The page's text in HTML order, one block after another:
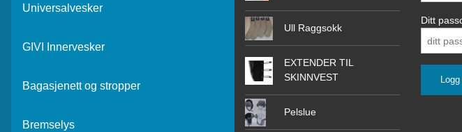
Universalvesker
GIVI Innervesker
Bagasjenett og stropper
Bremselys
Ull Raggsokk
EXTENDER TIL
SKINNVEST
Pelslue
Ditt